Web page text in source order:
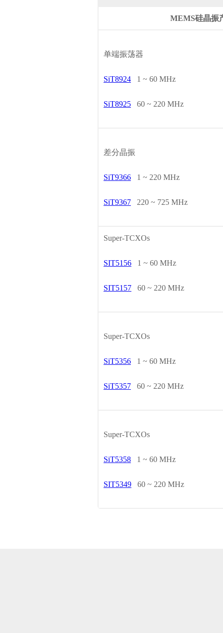
MEMS硅晶振
单端振荡器
SiT8924 1 ~ 60 MHz
SiT8925 60 ~ 220 MHz
差分晶振
SiT9366 1 ~ 220 MHz
SiT9367 220 ~ 725 MHz
Super-TCXOs
SIT5156 1 ~ 60 MHz
SIT5157 60 ~ 220 MHz
Super-TCXOs
SiT5356 1 ~ 60 MHz
SiT5357 60 ~ 220 MHz
Super-TCXOs
SiT5358 1 ~ 60 MHz
SIT5349 60 ~ 220 MHz